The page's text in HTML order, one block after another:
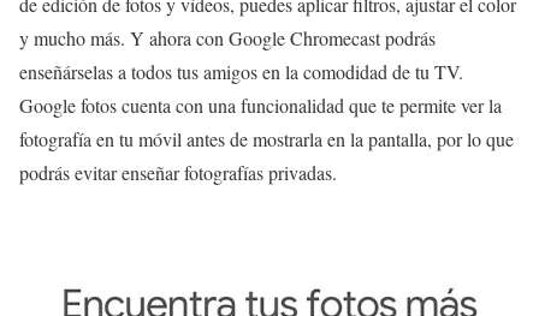
y mucho más. Y ahora con Google Chromecast podrás
enseñárselas a todos tus amigos en la comodidad de tu TV.
Google fotos cuenta con una funcionalidad que te permite ver la
fotografía en tu móvil antes de mostrarla en la pantalla, por lo que
podrás evitar enseñar fotografías privadas.